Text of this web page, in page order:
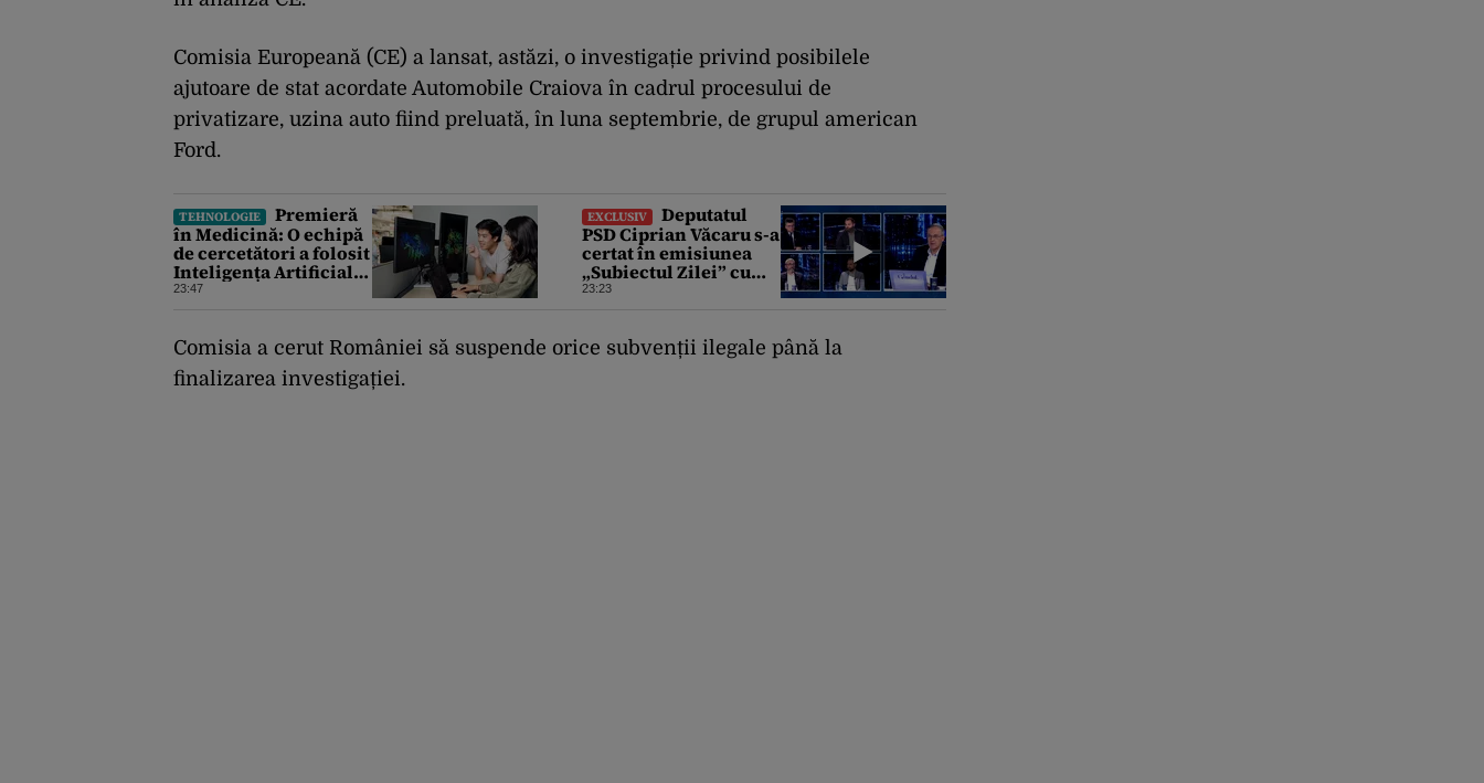
Comisia Europeană (CE) a lansat, astăzi, o investigație privind posibilele
ajutoare de stat acordate Automobile Craiova în cadrul procesului de
privatizare, uzina auto fiind preluată, în luna septembrie, de grupul american
Ford.
TEHNOLOGIE
Premieră
în Medicină: O echipă
de cercetători a folosit
Inteligența Artificială
pentru a crea primele
23:47
EXCLUSIV
Deputatul
PSD Ciprian Văcaru s-a
certat în emisiunea
„Subiectul Zilei” cu
deputatul USR Cezar
scandalului
23:23
Comisia a cerut României să suspende orice subvenții ilegale până la
finalizarea investigației.